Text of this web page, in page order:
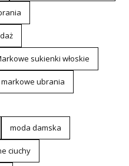
sukienki włoskie
markowe ubrania
moda damska
ciuchy